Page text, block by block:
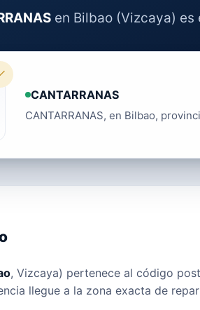
en Bilbao (Vizcaya) es
CANTARRANAS
CANTARRANAS, en Bilbao,
, Vizcaya) pertenece al código
llegue a la zona exacta de